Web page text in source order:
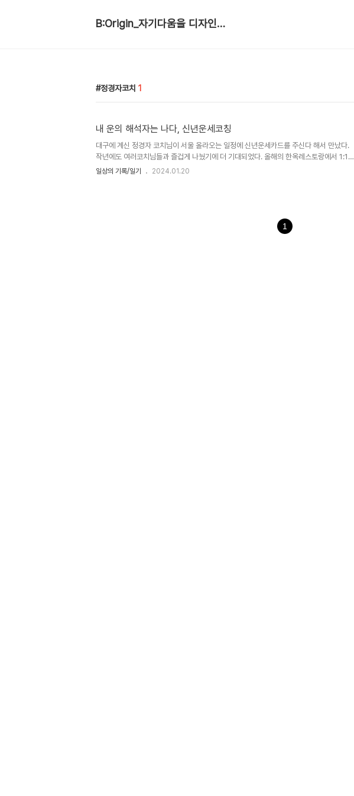
B:Origin_자기다움을 디자인합니다
정경자코치 1
내 운의 해석자는 나다, 신년운세코칭
대구에 계신 정경자 코치님이 서울 올라오는 일정에 신년운세카드를 주신다 해서 만났다.
작년에도 여러코치님들과 즐겁게 나눴기에 더 기대되었다. 올해의 한옥레스토랑에서 1:1로
좀더 집중할 수 있는 분위기로. 하얀 봉투 여러장에서 맘에 드는 봉투를 선택한다. 그림 카
림의 해석, 순서, 표현은 뽑은 사람의 자유다. 나는 카드마다 운의 이름을 붙이고 부연설..
일상의 기록/일기 2024.01.20
1